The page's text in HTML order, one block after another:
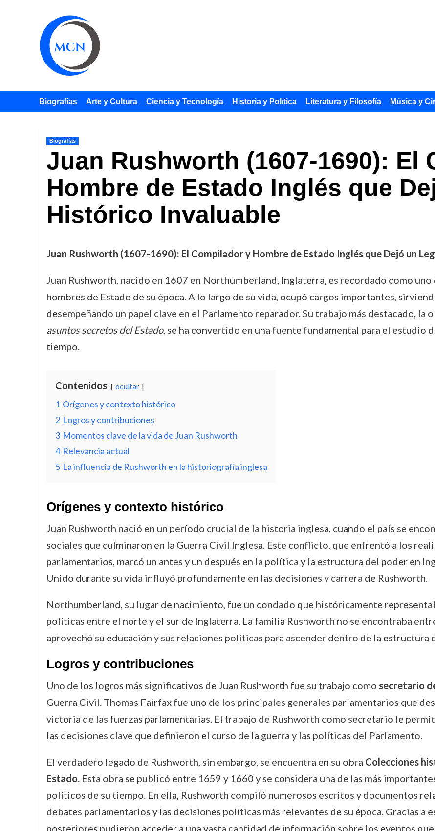
Biografías Arte y Cultura Ciencia y Tecnología Historia y Política Literatura y Filosofía Música y
Biografías
Juan Rushworth (1607-1690): El
Hombre de Estado Inglés que
Histórico Invaluable
Juan Rushworth (1607-1690): El Compilador y Hombre de Estado Inglés que Dejó un
Juan Rushworth, nacido en 1607 en Northumberland, Inglaterra, es recordado como
hombres de Estado de su época. A lo largo de su vida, ocupó cargos importantes,
desempeñando un papel clave en el Parlamento reparador. Su trabajo más destacado, la
asuntos secretos del Estado, se ha convertido en una fuente fundamental para el estudio
tiempo.
Contenidos ocultar
1 Orígenes y contexto histórico
2 Logros y contribuciones
3 Momentos clave de la vida de Juan Rushworth
4 Relevancia actual
5 La influencia de Rushworth en la historiografía inglesa
Orígenes y contexto histórico
Juan Rushworth nació en un período crucial de la historia inglesa, cuando el país se
sociales que culminaron en la Guerra Civil Inglesa. Este conflicto, que enfrentó a los
parlamentarios, marcó un antes y un después en la política y la estructura del poder en
Unido durante su vida influyó profundamente en las decisiones y carrera de Rushworth.
Northumberland, su lugar de nacimiento, fue un condado que históricamente
políticas entre el norte y el sur de Inglaterra. La familia Rushworth no se encontraba
aprovechó su educación y sus relaciones políticas para ascender dentro de la estructura
Logros y contribuciones
Uno de los logros más significativos de Juan Rushworth fue su trabajo como secretario
Guerra Civil. Thomas Fairfax fue uno de los principales generales parlamentarios que
victoria de las fuerzas parlamentarias. El trabajo de Rushworth como secretario le
las decisiones clave que definieron el curso de la guerra y las políticas del Parlamento.
El verdadero legado de Rushworth, sin embargo, se encuentra en su obra Colecciones
Estado. Esta obra se publicó entre 1659 y 1660 y se considera una de las más
políticos de su tiempo. En ella, Rushworth compiló numerosos escritos y documentos
debates parlamentarios y las decisiones políticas más relevantes de su época. Gracias a
posteriores pudieron acceder a una vasta cantidad de información sobre los eventos